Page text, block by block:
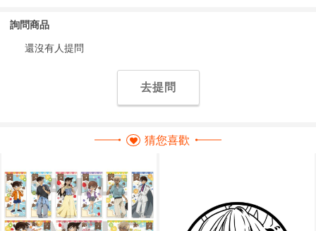
詢問商品
還沒有人提問
去提問
猜您喜歡